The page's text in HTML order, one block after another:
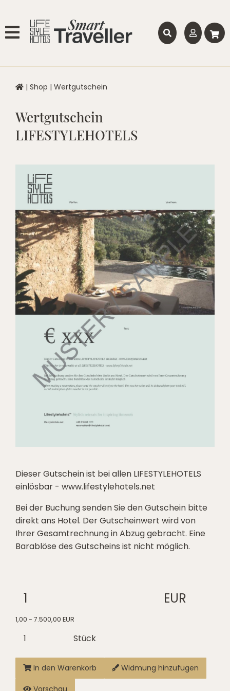
| Shop | Wertgutschein
Wertgutschein
LIFESTYLEHOTELS
Dieser Gutschein ist bei allen LIFESTYLEHOTELS
einlösbar - www.lifestylehotels.net
Bei der Buchung senden Sie den Gutschein bitte
direkt ans Hotel. Der Gutscheinwert wird von
Ihrer Gesamtrechnung in Abzug gebracht. Eine
Barablöse des Gutscheins ist nicht möglich.
EUR
1,00 - 7.500,00 EUR
Stück
In den Warenkorb Widmung hinzufügen
Vorschau